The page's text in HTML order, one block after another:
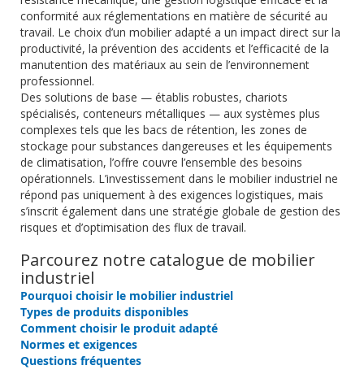
conformité aux réglementations en matière de sécurité au
travail. Le choix d’un mobilier adapté a un impact direct sur la
productivité, la prévention des accidents et l’efficacité de la
manutention des matériaux au sein de l’environnement
professionnel.
Des solutions de base — établis robustes, chariots
spécialisés, conteneurs métalliques — aux systèmes plus
complexes tels que les bacs de rétention, les zones de
stockage pour substances dangereuses et les équipements
de climatisation, l’offre couvre l’ensemble des besoins
opérationnels. L’investissement dans le mobilier industriel ne
répond pas uniquement à des exigences logistiques, mais
s’inscrit également dans une stratégie globale de gestion des
risques et d’optimisation des flux de travail.
Parcourez notre catalogue de mobilier
industriel
Pourquoi choisir le mobilier industriel
Types de produits disponibles
Comment choisir le produit adapté
Normes et exigences
Questions fréquentes